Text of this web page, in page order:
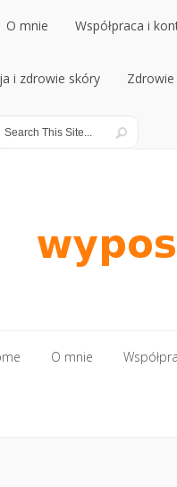
O mnie
O mnie
Współpraca i
Współpraca i
i zdrowie skóry
i zdrowie skóry
Zdrowie
O mnie